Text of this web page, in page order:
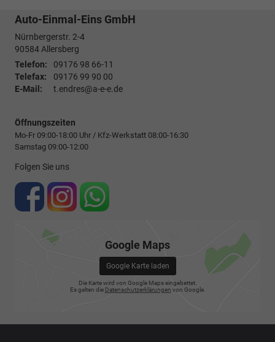
Auto-Einmal-Eins GmbH
Nürnbergerstr. 2-4
90584Allersberg
Telefon:
09176 98 66-11
Telefax:
09176 99 90 00
E-Mail:
t.endres@a-e-e.de
Öffnungszeiten
Mo-Fr 09:00-18:00 Uhr / Kfz-Werkstatt 08:00-16:30
Samstag 09:00-12:00
Folgen Sie uns
Google Maps
Google Karte laden
Die Karte wird von Google Maps eingebettet.
Es gelten die Datenschutzerklärungen von Google.